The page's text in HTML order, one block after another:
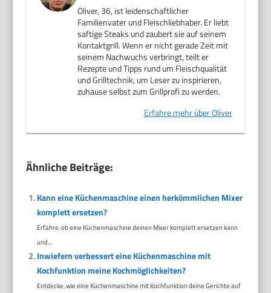
Oliver, 36, ist leidenschaftlicher
Familienvater und Fleischliebhaber. Er liebt
saftige Steaks und zaubert sie auf seinem
Kontaktgrill. Wenn er nicht gerade Zeit mit
seinem Nachwuchs verbringt, teilt er
Rezepte und Tipps rund um Fleischqualität
und Grilltechnik, um Leser zu inspirieren,
zuhause selbst zum Grillprofi zu werden.
Erfahre mehr über Oliver
Ähnliche Beiträge:
Kann eine Küchenmaschine einen herkömmlichen Mixer
komplett ersetzen?
Erfahre, ob eine Küchenmaschine deinen Mixer komplett ersetzen kann
und...
Inwiefern verbessert eine Küchenmaschine mit
Kochfunktion meine Kochmöglichkeiten?
Entdecke, wie eine Küchenmaschine mit Kochfunktion deine Gerichte auf